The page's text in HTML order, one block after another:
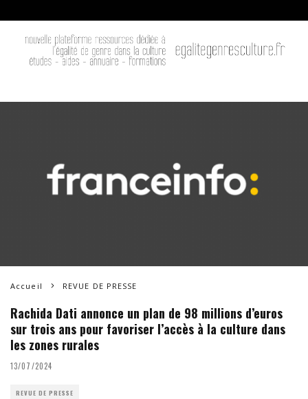
Accueil REVUE DE PRESSE
Rachida Dati annonce un plan de 98 millions d’euros
sur trois ans pour favoriser l’accès à la culture dans
les zones rurales
13/07/2024
REVUE DE PRESSE